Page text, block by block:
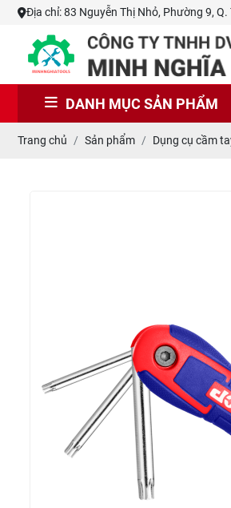
Địa chỉ: 83 Nguyễn Thị Nhỏ, Phường 9, Q.
DANH MỤC SẢN PHẨM
Trang chủ Sản phẩm Dụng cụ cầm